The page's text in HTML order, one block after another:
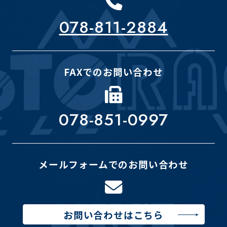
078-811-2884
FAXでのお問い合わせ
078-851-0997
メールフォームでのお問い合わせ
お問い合わせはこちら